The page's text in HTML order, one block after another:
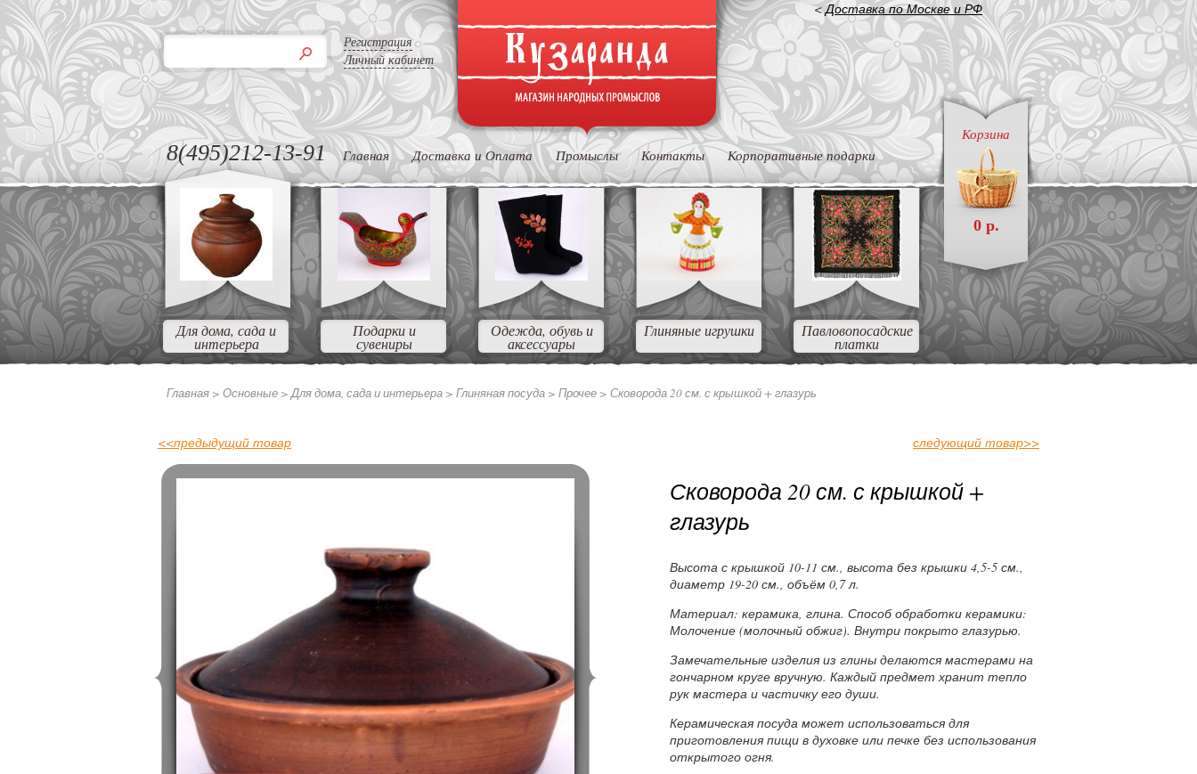
Регистрация
Личный кабинет
<Доставка по Москве и РФ
Корзина
0 р.
8(495)212-13-91 Главная Доставка и Оплата Промыслы Контакты Корпоративные подарки
Для дома, сада и
интерьера
Подарки и
сувениры
Одежда, обувь и
аксессуары
Глиняные игрушки Павловопосадские
платки
Главная > Основные >Для дома, сада и интерьера > Глиняная посуда > Прочее > Сковорода 20 см. с крышкой + глазурь
<<предыдущий товар следующий товар>>
Сковорода 20 см. с крышкой +
глазурь
Высота с крышкой 10-11 см., высота без крышки 4,5-5 см.,
диаметр 19-20 см., объём 0,7 л.
Материал: керамика, глина. Способ обработки керамики:
Молочение (молочный обжиг). Внутри покрыто глазурью.
Замечательные изделия из глины делаются мастерами на
гончарном круге вручную. Каждый предмет хранит тепло
рук мастера и частичку его души.
Керамическая посуда может использоваться для
приготовления пищи в духовке или печке без использования
открытого огня.